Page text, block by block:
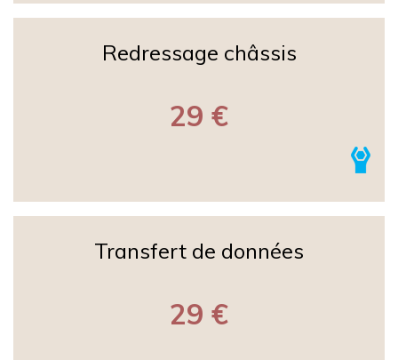
Redressage châssis
29 €
Transfert de données
29 €